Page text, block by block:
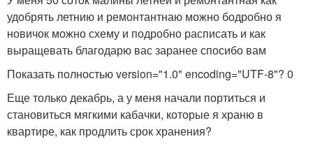
удобрять летнию и ремонтантнаю можно бодробно я
новичок можно схему и подробно расписать и как
выращевать благодарю вас заранее спосибо вам
Показать полностью version="1.0" encoding="UTF-8"? 0
Еще только декабрь, а у меня начали портиться и
становиться мягкими кабачки, которые я храню в
квартире, как продлить срок хранения?